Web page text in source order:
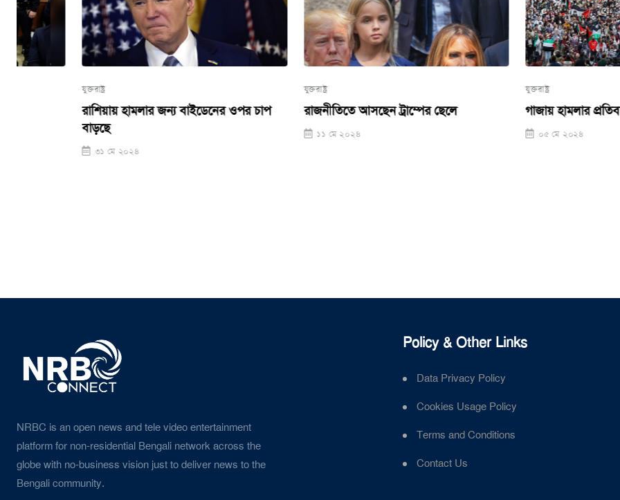
রাশিয়ায় হামলার জন্য বাইডেনের ওপর চাপ
রাজনীতিতে আসছেন ট্রাম্পের ছেলে গাজায় হামলার প্রতিবাদে উত্তাল
NRBC is an open news and tele video entertainment
platform for non-residential Bengali network across the
globe with no-business vision just to deliver news to the
Bengali community.
Policy & Other Links
Data Privacy Policy
Cookies Usage Policy
Terms and Conditions
Contact Us